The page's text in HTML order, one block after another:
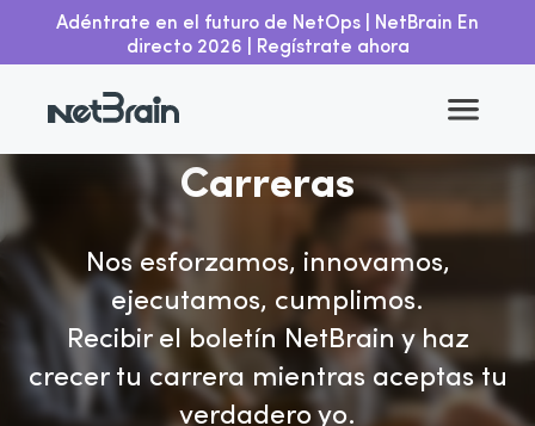
Adéntrate en el futuro de NetOps | NetBrain En
directo 2026 | Regístrate ahora
Carreras
Nos esforzamos, innovamos,
ejecutamos, cumplimos.
Recibir el boletín NetBrain y haz
crecer tu carrera mientras aceptas tu
verdadero yo.